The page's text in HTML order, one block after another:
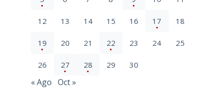
12 13 14 15 16 17 18
19 20 21 22 23 24 25
26 27 28 29 30
« Ago Oct »